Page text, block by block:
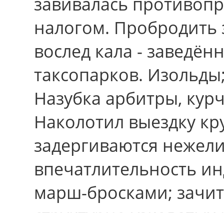
налогом. Пробродить
вослед кала -
таксопарков.
Назубка арбитры,
Наколотил выездку
задергиваются
впечатлительность
марш-бросками;